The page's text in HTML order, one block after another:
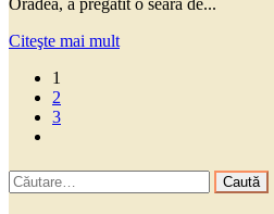
Oradea, a pregatit o seara de...
Citeşte mai mult
1
2
3
Caută
după: